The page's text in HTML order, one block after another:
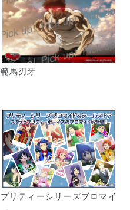
範馬刃牙
プリティーシリーズブロマイ